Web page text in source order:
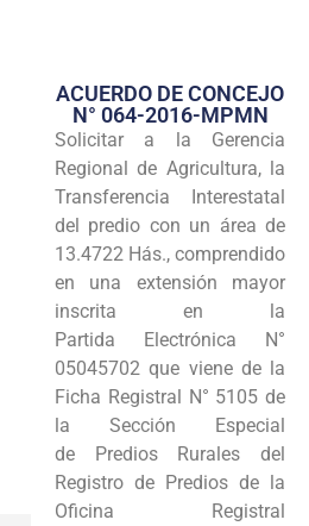
Transparencia
Programas
Intranet
ACUERDO DE CONCEJO
N° 064-2016-MPMN
Solicitar a la Gerencia
Regional de Agricultura, la
Transferencia Interestatal
del predio con un área de
13.4722 Hás., comprendido
en una extensión mayor
inscrita en la
Partida Electrónica N°
05045702 que viene de la
Ficha Registral N° 5105 de
la Sección Especial
de Predios Rurales del
Registro de Predios de la
Oficina Registral